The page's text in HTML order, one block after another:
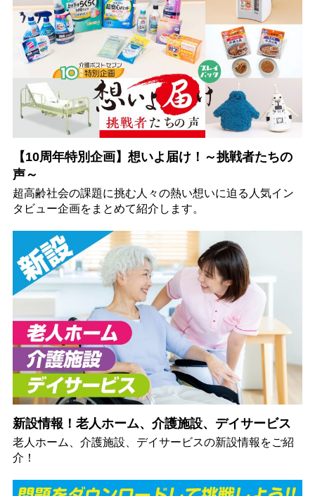
【10周年特別企画】想いよ届け！～挑戦者たちの
声～
超高齢社会の課題に挑む人々の熱い想いに迫る人気イン
タビュー企画をまとめて紹介します。
新設情報！老人ホーム、介護施設、デイサービス
老人ホーム、介護施設、デイサービスの新設情報をご紹
介！